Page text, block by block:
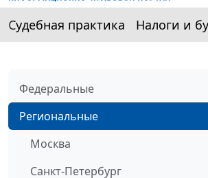
Судебная практика Налоги и
Федеральные
Региональные
Москва
Санкт-Петербург